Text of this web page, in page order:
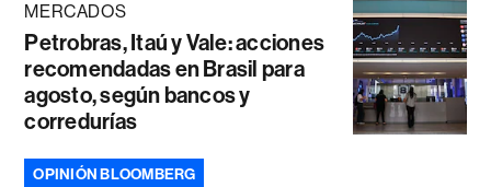
MERCADOS
Petrobras, Itaú y Vale: acciones
recomendadas en Brasil para
agosto, según bancos y
corredurías
OPINIÓN BLOOMBERG